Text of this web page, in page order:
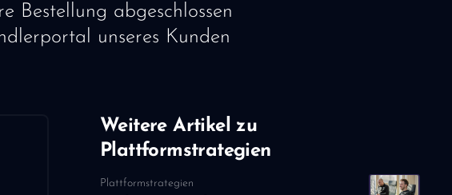
Bestellung abgeschlossen
unseres Kunden
Weitere Artikel zu
Plattformstrategien
Plattformstrategien